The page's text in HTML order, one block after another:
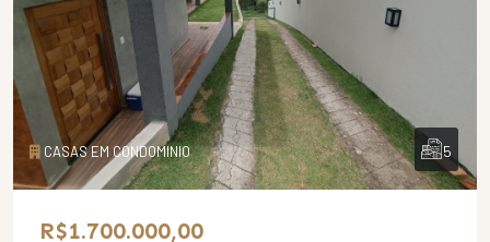
CASAS EM CONDOMINIO 5
R$1.700.000,00